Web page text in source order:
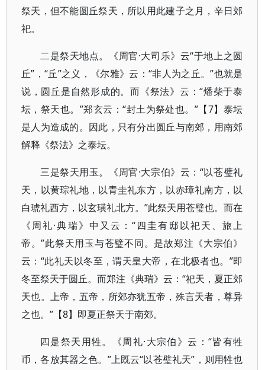
祭天，但不能圆丘祭天，所以用此建子之月，辛日郊
祀。
二是祭天地点。《周官·大司乐》云“于地上之圆
丘”，“丘”之义，《尔雅》云：“非人为之丘。”也就是
说，圆丘是自然形成的。而《祭法》云：“燔柴于泰
坛，祭天也。”郑玄云：“封土为祭处也。”【7】泰坛
是人为造成的。因此，只有分出圆丘与南郊，用南郊
解释《祭法》之泰坛。
三是祭天用玉。《周官·大宗伯》云：“以苍璧礼
天，以黄琮礼地，以青圭礼东方，以赤璋礼南方，以
白琥礼西方，以玄璜礼北方。”此祭天用苍璧也。而在
《周礼·典瑞》中又云：“四圭有邸以祀天、旅上
帝。”此祭天用玉与苍璧不同。是故郑注《大宗伯》
云：“此礼天以冬至，谓天皇大帝，在北极者也。”即
冬至祭天于圆丘。而郑注《典瑞》云：“祀天，夏正郊
天也。上帝，五帝，所郊亦犹五帝，殊言天者，尊异
之也。”【8】即夏正祭天于南郊。
四是祭天用牲。《周礼·大宗伯》云：“皆有牲
币，各放其器之色。”上既云“以苍璧礼天”，则用牲也